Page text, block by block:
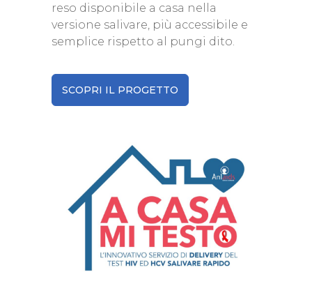
reso disponibile a casa nella
versione salivare, più accessibile e
semplice rispetto al pungi dito.
SCOPRI IL PROGETTO